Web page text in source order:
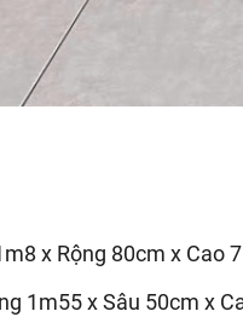
x Rộng 80cm x Cao
1m55 x Sâu 50cm x